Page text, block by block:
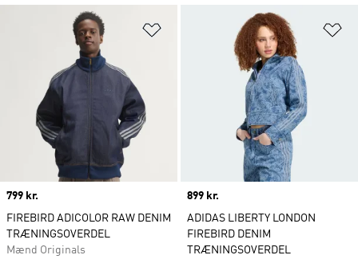
Føj til ønskeliste
Price
799 kr.
FIREBIRD ADICOLOR RAW DENIM
TRÆNINGSOVERDEL
Mænd Originals
Price
899 kr.
ADIDAS LIBERTY LONDON
FIREBIRD DENIM
TRÆNINGSOVERDEL